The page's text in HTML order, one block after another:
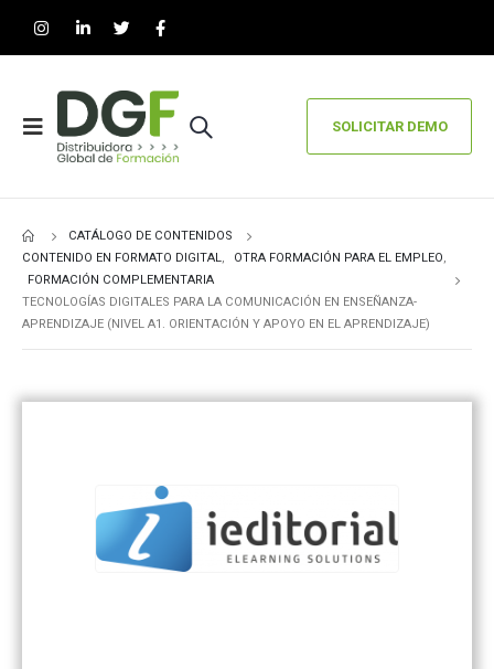
SOLICITAR DEMO
CATÁLOGO DE CONTENIDOS
CONTENIDO EN FORMATO DIGITAL, OTRA FORMACIÓN PARA EL EMPLEO,
FORMACIÓN COMPLEMENTARIA
TECNOLOGÍAS DIGITALES PARA LA COMUNICACIÓN EN ENSEÑANZA-
APRENDIZAJE (NIVEL A1. ORIENTACIÓN Y APOYO EN EL APRENDIZAJE)